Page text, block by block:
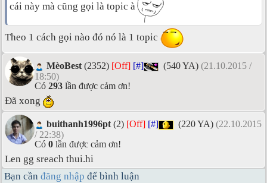
cái này mà cũng gọi là topic à
Theo 1 cách gọi nào đó nó là 1 topic
MèoBest (2352) [Off] [#] (540 YA) (21.10.2015 /
18:50)
Có 293 lần được cảm ơn!
Đã xong
buithanh1996pt(2) [Off] [#] (220 YA) (22.10.2015
/ 22:38)
Có 0 lần được cảm ơn!
Len gg sreach thui.hi
Bạn cần đăng nhập để bình luận